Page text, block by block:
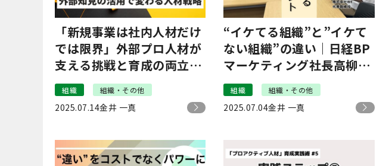
「新規事業は社内人材だけ
では限界」外部プロ人材が
支える挑戦と育成の両立｜
ビザスク宮崎
組織 組織・その他
2025.07.14金井 一真
“イケてる組織”と”イケて
ない組織”の違い｜日経BP
マーケティング社長高柳正
盛さんに聞く「強い会社」
を作るポイント
組織 組織・その他
2025.07.04金井 一真